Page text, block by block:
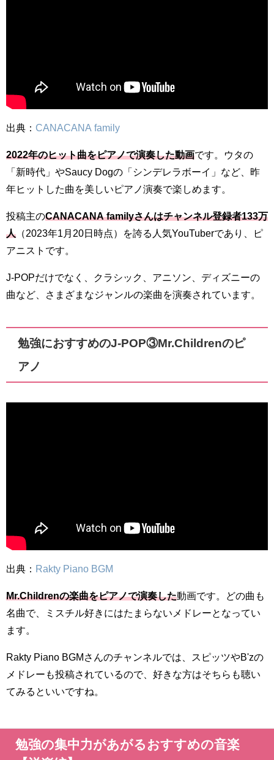
出典： CANACANA family
2022年のヒット曲をピアノで演奏した動画です。ウタの
「新時代」やSaucy Dogの「シンデレラボーイ」など、昨
年ヒットした曲を美しいピアノ演奏で楽しめます。
投稿主のCANACANA familyさんはチャンネル登録者133万
人 （2023年1月20日時点）を誇る人気YouTuberであり、ピ
アニストです。
J-POPだけでなく、クラシック、アニソン、ディズニーの
曲など、さまざまなジャンルの楽曲を演奏されています。
勉強におすすめのJ-POP③Mr.Childrenのピ
アノ
出典： Rakty Piano BGM
Mr.Childrenの楽曲をピアノで演奏した動画です。どの曲も
名曲で、ミスチル好きにはたまらないメドレーとなってい
ます。
Rakty Piano BGMさんのチャンネルでは、スピッツやB'zの
メドレーも投稿されているので、好きな方はそちらも聴い
てみるといいですね。
勉強の集中力があがるおすすめの音楽